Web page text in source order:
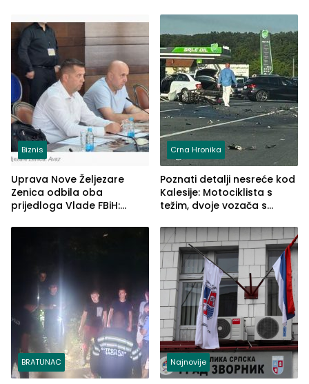
Biznis
Uprava Nove Željezare
Zenica odbila oba
prijedloga Vlade FBiH:
rješenje
Crna Hronika
Poznati detalji nesreće kod
Kalesije: Motociklista s
težim, dvoje vozača s
BRATUNAC Najnovije